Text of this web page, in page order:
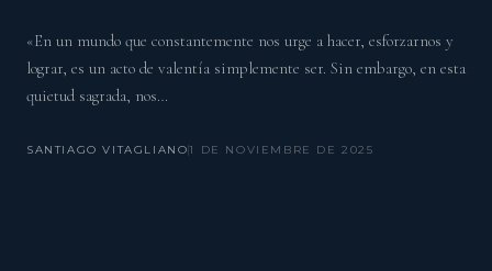
«En un mundo que constantemente nos urge a hacer, esforzarnos y
lograr, es un acto de valentía simplemente ser. Sin embargo, en esta
quietud sagrada, nos…
SANTIAGO VITAGLIANO1 DE NOVIEMBRE DE 2025